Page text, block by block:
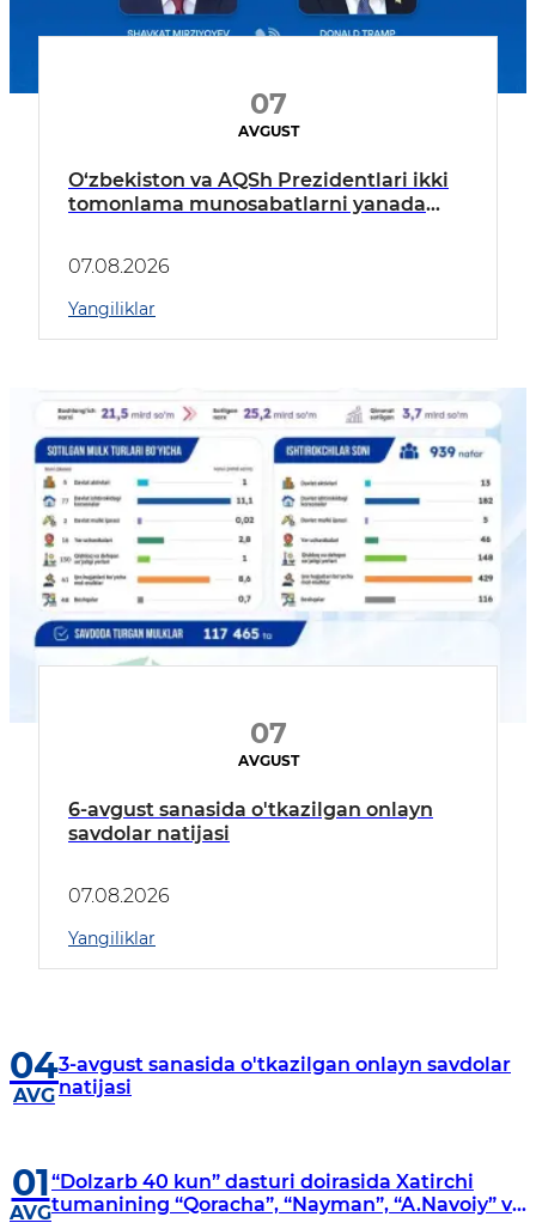
07
AVGUST
O‘zbekiston va AQSh Prezidentlari ikki
tomonlama munosabatlarni yanada
07.08.2026
Yangiliklar
07
AVGUST
6-avgust sanasida o'tkazilgan onlayn
savdolar natijasi
07.08.2026
Yangiliklar
04
AVG
3-avgust sanasida o'tkazilgan onlayn savdolar
natijasi
01
AVG
“Dolzarb 40 kun” dasturi doirasida Xatirchi
tumanining “Qoracha”, “Nayman”, “A.Navoiy” va